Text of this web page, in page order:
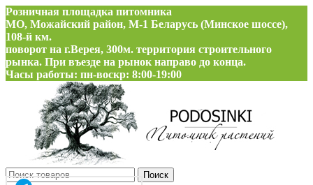
Розничная площадка питомника
МО, Можайский район, М-1 Беларусь (Минское шоссе),
108-й км.
поворот на г.Верея, 300м. территория строительного
рынка. При въезде на рынок направо до конца.
Часы работы: пн-воскр: 8:00-19:00
Поиск